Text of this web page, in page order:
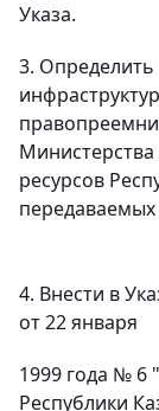
Указа.
3.
ресурсов
4. Внести в
от 22 января
1999 года № 6
Республики